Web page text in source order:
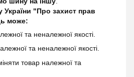
України "Про захист прав
може:
та неналежної якості.
та неналежної якості.
товар належної та